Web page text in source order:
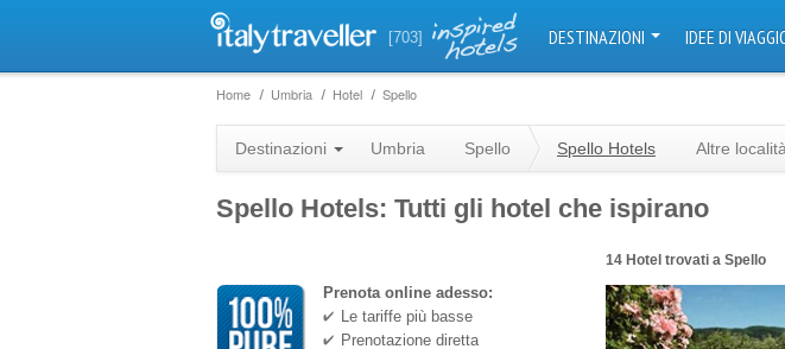
[703] DESTINAZIONI IDEE DI
Home Umbria Hotel Spello
Destinazioni Umbria Spello Spello Hotels Altre località
Spello Hotels: Tutti gli hotel che ispirano
14 Hotel trovati a Spello
Prenota online adesso:
Le tariffe più basse
Prenotazione diretta